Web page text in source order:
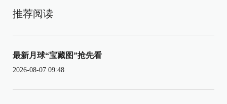
推荐阅读
最新月球“宝藏图”抢先看
2026-08-07 09:48